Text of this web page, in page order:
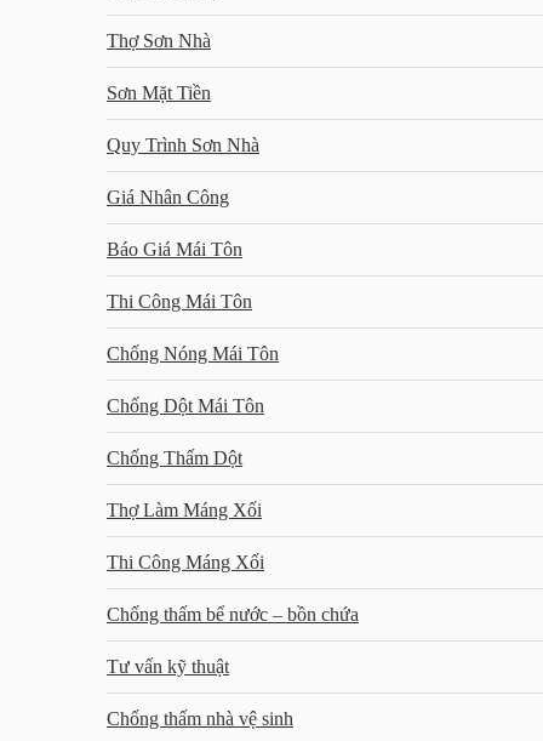
Thợ Sơn Nhà
Sơn Mặt Tiền
Quy Trình Sơn Nhà
Giá Nhân Công
Báo Giá Mái Tôn
Thi Công Mái Tôn
Chống Nóng Mái Tôn
Chống Dột Mái Tôn
Chống Thấm Dột
Thợ Làm Máng Xối
Thi Công Máng Xối
Chống thấm bể nước – bồn chứa
Tư vấn kỹ thuật
Chống thấm nhà vệ sinh